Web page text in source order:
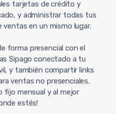
tarjetas de crédito y
y administrar todas tus
ventas en un mismo lugar.
forma presencial con el
Sipago conectado a tu
y también compartir links
ventas no presenciales.
fijo mensual y al mejor
estés!